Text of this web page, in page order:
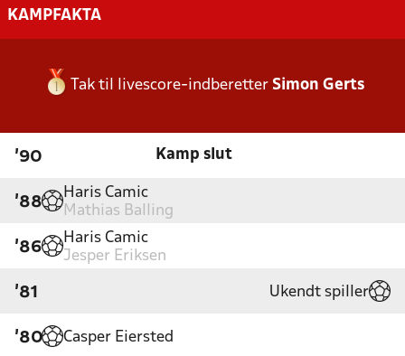
KAMPFAKTA
Tak til livescore-indberetter Simon Gerts
'90 Kamp slut
'88
Haris Camic
Mathias Balling
'86
Haris Camic
Jesper Eriksen
'81 Ukendt spiller
'80 Casper Eiersted